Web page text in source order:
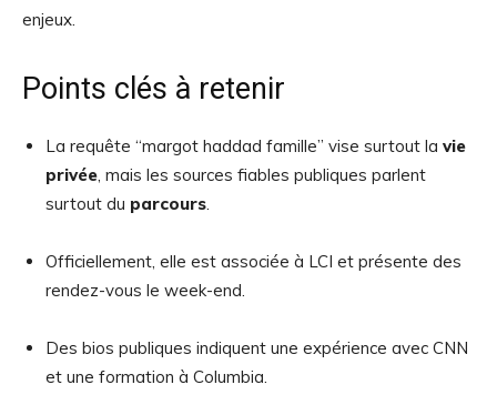
enjeux.
Points clés à retenir
La requête “margot haddad famille” vise surtout la vie
privée, mais les sources fiables publiques parlent
surtout du parcours.
Officiellement, elle est associée à LCI et présente des
rendez-vous le week-end.
Des bios publiques indiquent une expérience avec CNN
et une formation à Columbia.